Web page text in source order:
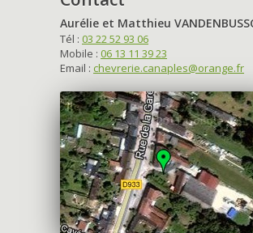
Aurélie et Matthieu
Tél : 03 22 52 93 06
Mobile : 06 13 11 39 23
Email : chevrerie.canaples@orange.fr